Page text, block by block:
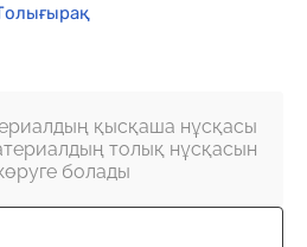
қысқаша нұсқасы
толық нұсқасын
болады